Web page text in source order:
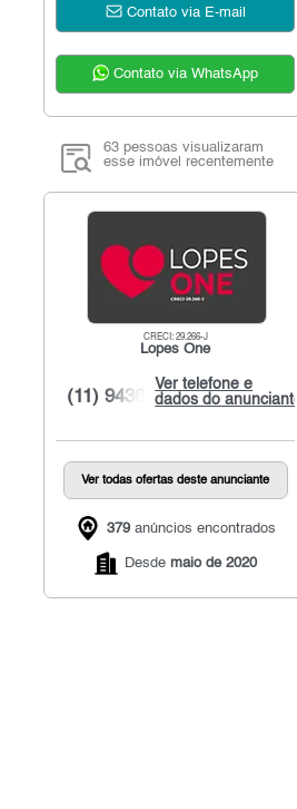
Contato via E-mail
Contato via WhatsApp
63 pessoas visualizaram
esse imóvel recentemente
CRECI: 29.266-J
Lopes One
Ver telefone e
dados do anunciante
(11) 9436...
Ver todas ofertas deste anunciante
379anúncios encontrados
Desde maio de 2020